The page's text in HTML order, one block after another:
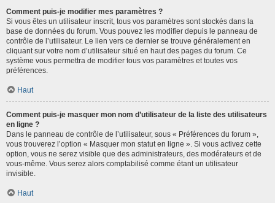
Comment puis-je modifier mes paramètres ?
Si vous êtes un utilisateur inscrit, tous vos paramètres sont stockés dans la
base de données du forum. Vous pouvez les modifier depuis le panneau de
contrôle de l’utilisateur. Le lien vers ce dernier se trouve généralement en
cliquant sur votre nom d’utilisateur situé en haut des pages du forum. Ce
système vous permettra de modifier tous vos paramètres et toutes vos
préférences.
Haut
Comment puis-je masquer mon nom d’utilisateur de la liste des utilisateurs
en ligne ?
Dans le panneau de contrôle de l’utilisateur, sous « Préférences du forum »,
vous trouverez l’option « Masquer mon statut en ligne ». Si vous activez cette
option, vous ne serez visible que des administrateurs, des modérateurs et de
vous-même. Vous serez alors comptabilisé comme étant un utilisateur
invisible.
Haut